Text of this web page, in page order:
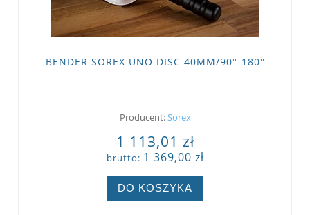
BENDER SOREX UNO DISC 40MM/90°-180°
Producent:Sorex
1 113,01 zł
brutto: 1 369,00 zł
DO KOSZYKA